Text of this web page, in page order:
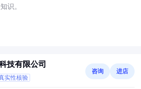
识。
技有限公司
实性核验
咨询 进店